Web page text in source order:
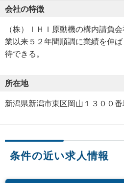
会社の特徴
（株）ＩＨＩ原動機の構内請負
業以来５２年間順調に業績を伸
待できる。
所在地
新潟県新潟市東区岡山１３００番
条件の近い求人情報